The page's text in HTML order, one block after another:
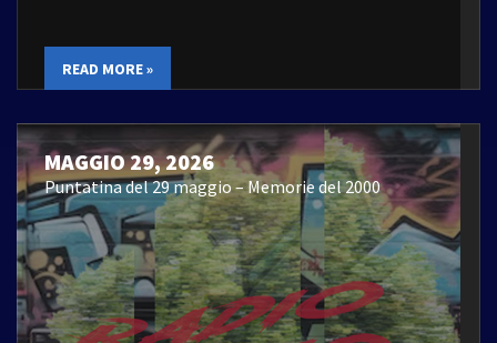
READ MORE »
MAGGIO 29, 2026
Puntatina del 29 maggio – Memorie del 2000